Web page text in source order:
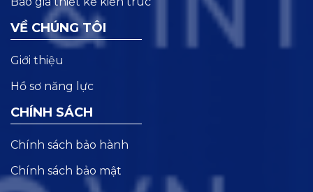
VỀ CHÚNG TÔI
Giới thiệu
Hồ sơ năng lực
CHÍNH SÁCH
Chính sách bảo hành
Chính sách bảo mật